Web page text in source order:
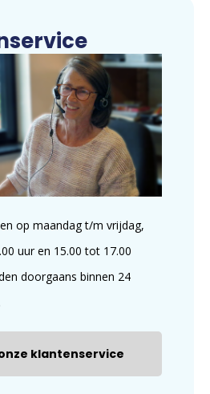
op maandag t/m vrijdag,
uur en 15.00 tot 17.00
doorgaans binnen 24
klantenservice